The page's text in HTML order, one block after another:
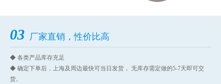
03 厂家直销，性价比高
◆ 各类产品库存充足
◆ 确定下单后，上海及周边最快可当日发货， 无库存需定做的5-7天即可交
货。